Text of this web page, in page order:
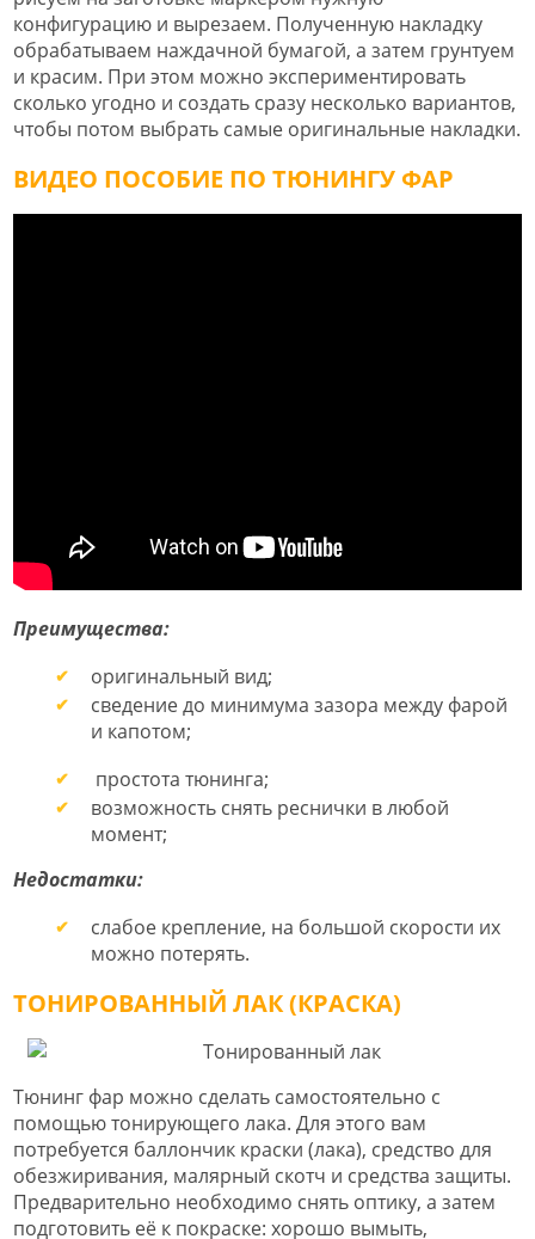
конфигурацию и вырезаем. Полученную накладку
обрабатываем наждачной бумагой, а затем грунтуем
и красим. При этом можно экспериментировать
сколько угодно и создать сразу несколько вариантов,
чтобы потом выбрать самые оригинальные накладки.
ВИДЕО ПОСОБИЕ ПО ТЮНИНГУ ФАР
Преимущества:
оригинальный вид;
сведение до минимума зазора между фарой
и капотом;
простота тюнинга;
возможность снять реснички в любой
момент;
Недостатки:
слабое крепление, на большой скорости их
можно потерять.
ТОНИРОВАННЫЙ ЛАК (КРАСКА)
Тюнинг фар можно сделать самостоятельно с
помощью тонирующего лака. Для этого вам
потребуется баллончик краски (лака), средство для
обезжиривания, малярный скотч и средства защиты.
Предварительно необходимо снять оптику, а затем
подготовить её к покраске: хорошо вымыть,